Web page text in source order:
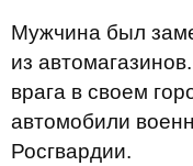
Мужчина был
из
врага в своем
автомобили
Росгвардии.